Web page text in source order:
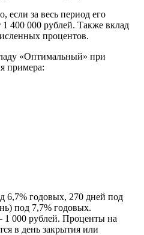
если за весь период его
400 000 рублей. Также вклад
процентов.
«Оптимальный» при
примера:
6,7% годовых, 270 дней под
под 7,7% годовых.
1 000 рублей. Проценты на
в день закрытия или